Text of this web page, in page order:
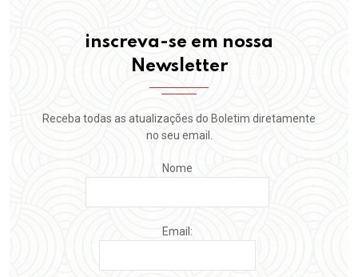
inscreva-se em nossa
Newsletter
Receba todas as atualizações do Boletim diretamente
no seu email.
Nome
Email: